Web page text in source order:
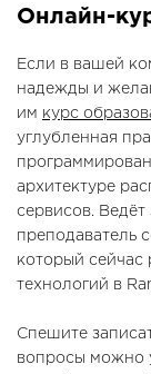
Онлайн-
Если в вашей
надежды и
им курс
углубленная
архитектуре
сервисов. Ведёт
преподаватель
который сейчас
технологий в
Спешите
вопросы можно